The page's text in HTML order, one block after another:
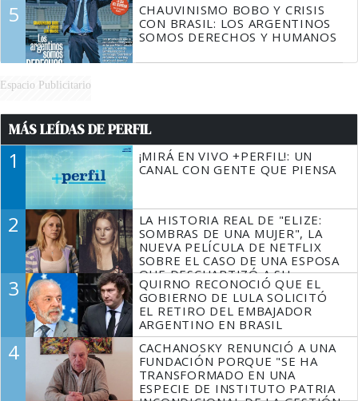
5
CHAUVINISMO BOBO Y CRISIS
CON BRASIL: LOS ARGENTINOS
SOMOS DERECHOS Y HUMANOS
Espacio Publicitario
MÁS LEÍDAS DE PERFIL
1
¡MIRÁ EN VIVO +PERFIL!: UN
CANAL CON GENTE QUE PIENSA
2
LA HISTORIA REAL DE "ELIZE:
SOMBRAS DE UNA MUJER", LA
NUEVA PELÍCULA DE NETFLIX
SOBRE EL CASO DE UNA ESPOSA
QUE DESCUARTIZÓ A SU
MARIDO
3
QUIRNO RECONOCIÓ QUE EL
GOBIERNO DE LULA SOLICITÓ
EL RETIRO DEL EMBAJADOR
ARGENTINO EN BRASIL
4
CACHANOSKY RENUNCIÓ A UNA
FUNDACIÓN PORQUE "SE HA
TRANSFORMADO EN UNA
ESPECIE DE INSTITUTO PATRIA